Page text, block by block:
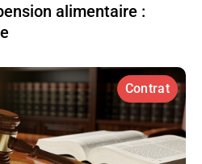
alimentaire :
Contrat